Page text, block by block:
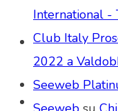
International -
Club Italy
2022 a
Seeweb